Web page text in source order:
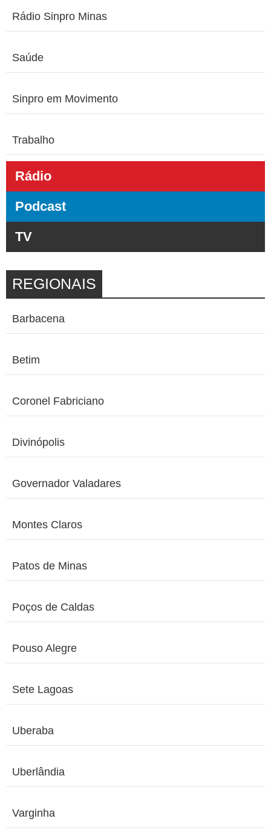
Rádio Sinpro Minas
Saúde
Sinpro em Movimento
Trabalho
Rádio
Podcast
TV
REGIONAIS
Barbacena
Betim
Coronel Fabriciano
Divinópolis
Governador Valadares
Montes Claros
Patos de Minas
Poços de Caldas
Pouso Alegre
Sete Lagoas
Uberaba
Uberlândia
Varginha